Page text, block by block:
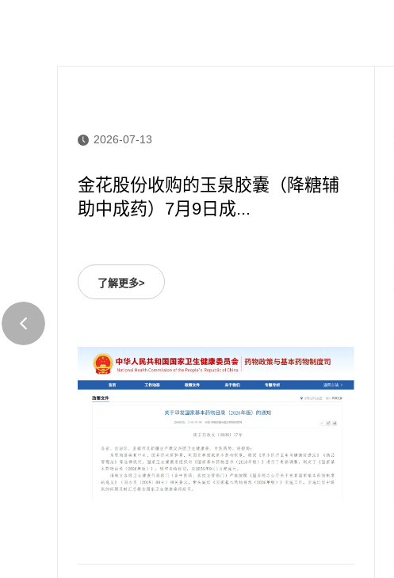
2026-07-13
金花股份收购的玉泉胶囊（降糖辅
助中成药）7月9日成...